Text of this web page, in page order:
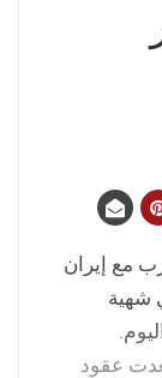
مع إيران
شهية
عقود